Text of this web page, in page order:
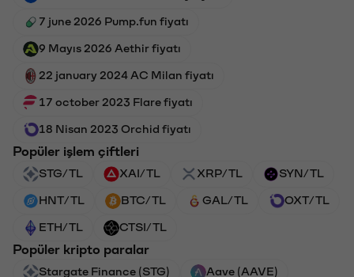
7 june 2026 Pump.fun fiyatı
9 Mayıs 2026 Aethir fiyatı
22 january 2024 AC Milan fiyatı
17 october 2023 Flare fiyatı
18 Nisan 2023 Orchid fiyatı
Popüler işlem çiftleri
STG/TL XAI/TL XRP/TL SYN/TL
HNT/TL BTC/TL GAL/TL OXT/TL
ETH/TL CTSI/TL
Popüler kripto paralar
Stargate Finance (STG) Aave (AAVE)